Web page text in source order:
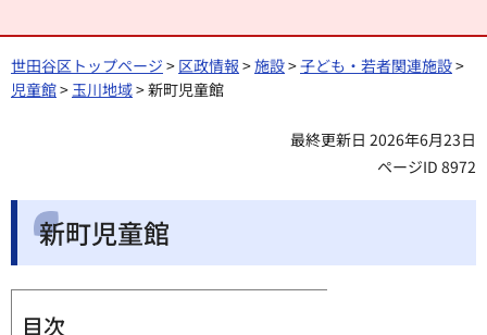
世田谷区トップページ > 区政情報 >施設>子ども・若者関連施設>
児童館>玉川地域> 新町児童館
最終更新日 2026年6月23日
ページID 8972
新町児童館
目次